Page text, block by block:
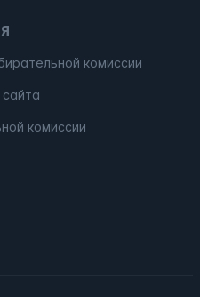
комиссии
комиссии